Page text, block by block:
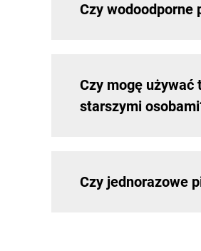
Czy wodoodporne
Czy mogę
starszymi
Czy jednorazowe